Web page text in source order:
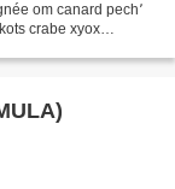
om canard pech՚
crabe xyox